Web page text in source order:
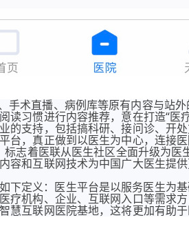
手术直播、病例库等原有内容与站
读习惯进行内容推荐，意在打造“医
的支持，包括搞科研、接问诊、开
台，真正做到以医生为中心，连接
志着医联从医生社区全面升级为
容和互联网技术为中国广大医生提
下定义：医生平台是以服务医生为
疗机构、企业、互联网入口等需求
慧互联网医院基地，这将更加有助